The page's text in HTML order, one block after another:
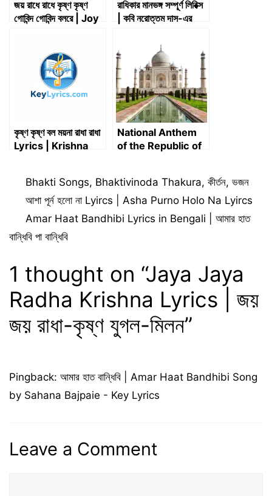
জয় রাধে রাধে কৃষ্ণ কৃষ্ণ
গোবিন্দ গোবিন্দ বলরে | Joy
Gobinda Gobinda
Bolo Re | Key
Lyrics
রাধিকার মানভঙ্গ সম্পূর্ণ লিরিক্স
| কবি নরোত্তম দাস-এর
কৃষ্ণ কৃষ্ণ বল ময়না রাধা রাধা
Lyrics | Krishna
Lyrics
National Anthem
of the Republic of
Jana Gana Mana |
जन-गण-मन | জনগণমন
Categories
Bhakti Songs, Bhaktivinoda Thakura,কীর্তন,ভজন
আশা পূর্ন হলো না Lyircs | Asha Purno Holo Na Lyircs
Amar Haat Bandhibi Lyrics in Bengali | আমার হাত
বান্ধিবি পা বান্ধিবি
1 thought on “Jaya Jaya
Radha Krishna Lyrics | জয়
জয় রাধা-কৃষ্ণ যুগল-মিলন”
Pingback: আমার হাত বান্ধিবি | Amar Haat Bandhibi Song
by Sahana Bajpaie - Key Lyrics
Leave a Comment